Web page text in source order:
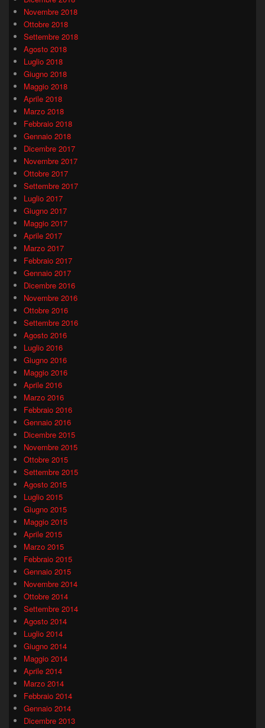
Novembre 2018
Ottobre 2018
Settembre 2018
Agosto 2018
Luglio 2018
Giugno 2018
Maggio 2018
Aprile 2018
Marzo 2018
Febbraio 2018
Gennaio 2018
Dicembre 2017
Novembre 2017
Ottobre 2017
Settembre 2017
Luglio 2017
Giugno 2017
Maggio 2017
Aprile 2017
Marzo 2017
Febbraio 2017
Gennaio 2017
Dicembre 2016
Novembre 2016
Ottobre 2016
Settembre 2016
Agosto 2016
Luglio 2016
Giugno 2016
Maggio 2016
Aprile 2016
Marzo 2016
Febbraio 2016
Gennaio 2016
Dicembre 2015
Novembre 2015
Ottobre 2015
Settembre 2015
Agosto 2015
Luglio 2015
Giugno 2015
Maggio 2015
Aprile 2015
Marzo 2015
Febbraio 2015
Gennaio 2015
Novembre 2014
Ottobre 2014
Settembre 2014
Agosto 2014
Luglio 2014
Giugno 2014
Maggio 2014
Aprile 2014
Marzo 2014
Febbraio 2014
Gennaio 2014
Dicembre 2013